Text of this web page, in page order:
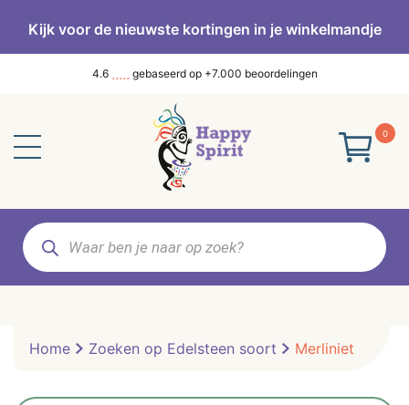
Kijk voor de nieuwste kortingen in je winkelmandje
4.6 gebaseerd op +7.000 beoordelingen
0
Producten
zoeken
Home Zoeken op Edelsteen soort Merliniet